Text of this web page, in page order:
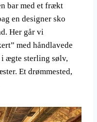
bar med et frækt
en designer sko
Her går vi
med håndlavede
i ægte sterling sølv,
Et drømmested,